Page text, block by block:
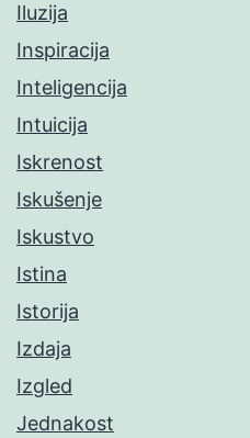
Iluzija
Inspiracija
Inteligencija
Intuicija
Iskrenost
Iskušenje
Iskustvo
Istina
Istorija
Izdaja
Izgled
Jednakost